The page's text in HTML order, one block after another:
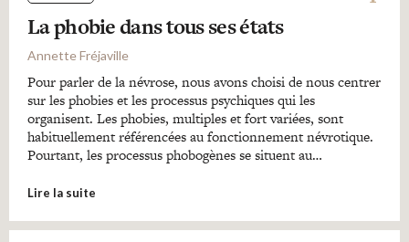
La phobie dans tous ses états
Annette Fréjaville
Pour parler de la névrose, nous avons choisi de nous centrer
sur les phobies et les processus psychiques qui les
organisent. Les phobies, multiples et fort variées, sont
habituellement référencées au fonctionnement névrotique.
Pourtant, les processus phobogènes se situent au…
Lire la suite